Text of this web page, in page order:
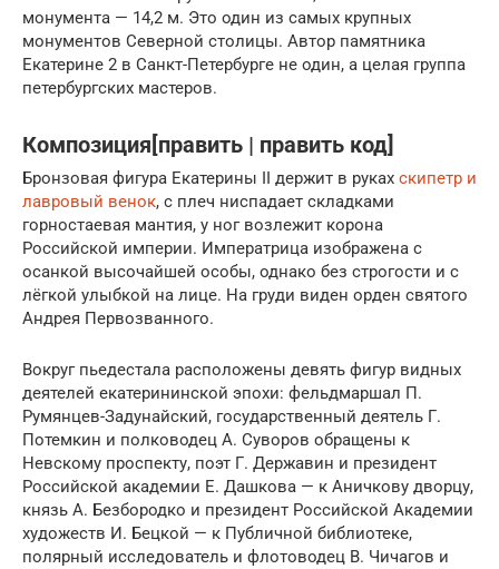
монумента — 14,2 м. Это один из самых крупных
монументов Северной столицы. Автор памятника
Екатерине 2 в Санкт-Петербурге не один, а целая группа
петербургских мастеров.
Композиция[править | править код]
Бронзовая фигура Екатерины ΙΙ держит в руках скипетр и
лавровый венок, с плеч ниспадает складками
горностаевая мантия, у ног возлежит корона
Российской империи. Императрица изображена с
осанкой высочайшей особы, однако без строгости и с
лёгкой улыбкой на лице. На груди виден орден святого
Андрея Первозванного.
Вокруг пьедестала расположены девять фигур видных
деятелей екатерининской эпохи: фельдмаршал П.
Румянцев-Задунайский, государственный деятель Г.
Потемкин и полководец А. Суворов обращены к
Невскому проспекту, поэт Г. Державин и президент
Российской академии Е. Дашкова — к Аничкову дворцу,
князь А. Безбородко и президент Российской Академии
художеств И. Бецкой — к Публичной библиотеке,
полярный исследователь и флотоводец В. Чичагов и